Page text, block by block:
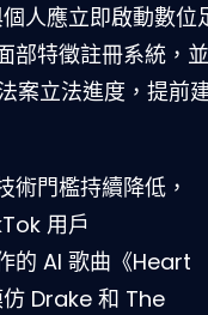
人應立即啟動數位
部特徵註冊系統，並
案立法進度，提前
術門檻持續降低，
用戶
AI 歌曲《Heart
Drake 和 The